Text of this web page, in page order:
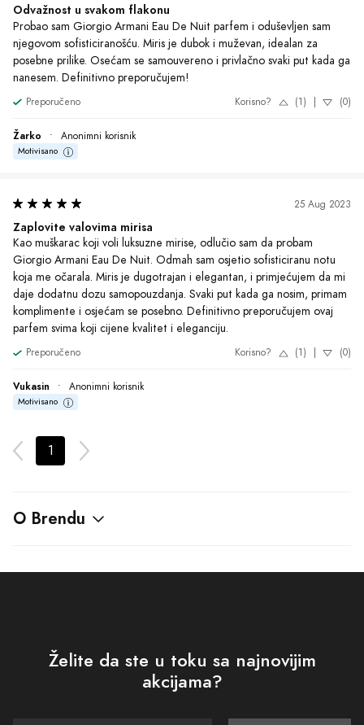
Odvažnost u svakom flakonu
Probao sam Giorgio Armani Eau De Nuit parfem i oduševljen sam
njegovom sofisticiranošću. Miris je dubok i muževan, idealan za
posebne prilike. Osećam se samouvereno i privlačno svaki put kada ga
nanesem. Definitivno preporučujem!
Preporučeno Korisno? (1) (0)
Žarko • Anonimni korisnik
Motivisano
25 Aug 2023
Zaplovite valovima mirisa
Kao muškarac koji voli luksuzne mirise, odlučio sam da probam
Giorgio Armani Eau De Nuit. Odmah sam osjetio sofisticiranu notu
koja me očarala. Miris je dugotrajan i elegantan, i primjećujem da mi
daje dodatnu dozu samopouzdanja. Svaki put kada ga nosim, primam
komplimente i osjećam se posebno. Definitivno preporučujem ovaj
parfem svima koji cijene kvalitet i eleganciju.
Preporučeno Korisno? (1) (0)
Vukasin • Anonimni korisnik
Motivisano
1
O Brendu
Želite da ste u toku sa najnovijim
akcijama?